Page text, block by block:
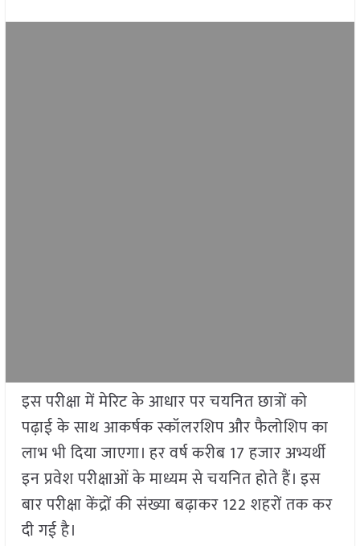
इस परीक्षा में मेरिट के आधार पर चयनित छात्रों को
पढ़ाई के साथ आकर्षक स्कॉलरशिप और फैलोशिप का
लाभ भी दिया जाएगा। हर वर्ष करीब 17 हजार अभ्यर्थी
इन प्रवेश परीक्षाओं के माध्यम से चयनित होते हैं। इस
बार परीक्षा केंद्रों की संख्या बढ़ाकर 122 शहरों तक कर
दी गई है।